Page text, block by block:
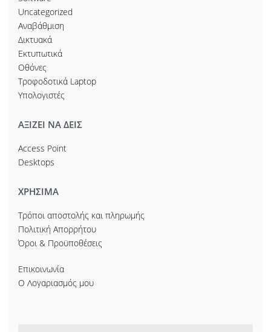
Uncategorized
Αναβάθμιση
Δικτυακά
Εκτυπωτικά
Οθόνες
Τροφοδοτικά Laptop
Υπολογιστές
ΑΞΙΖΕΙ ΝΑ ΔΕΙΣ
Access Point
Desktops
ΧΡΗΣΙΜΑ
Τρόποι αποστολής και πληρωμής
Πολιτική Απορρήτου
Όροι & Προϋποθέσεις
Επικοινωνία
Ο Λογαριασμός μου